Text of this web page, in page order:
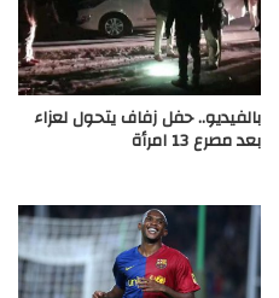
بالفيديو.. حفل زفاف يتحول لعزاء
بعد مصرع 13 امرأة